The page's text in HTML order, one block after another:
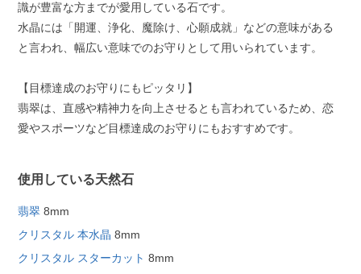
識が豊富な方までが愛用している石です。
水晶には「開運、浄化、魔除け、心願成就」などの意味がある
と言われ、幅広い意味でのお守りとして用いられています。
【目標達成のお守りにもピッタリ】
翡翠は、直感や精神力を向上させるとも言われているため、恋
愛やスポーツなど目標達成のお守りにもおすすめです。
使用している天然石
翡翠 8mm
クリスタル 本水晶 8mm
クリスタル スターカット 8mm